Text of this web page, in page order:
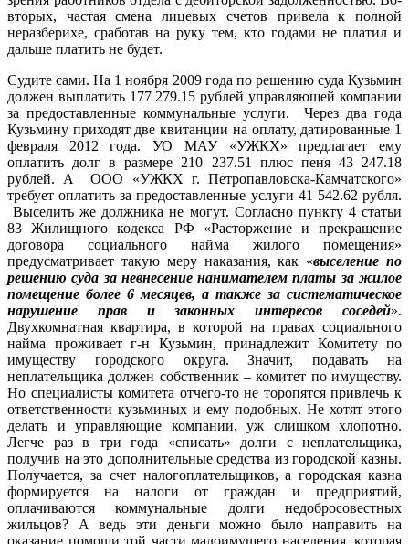
вторых, частая смена лицевых счетов привела к полной
неразберихе, сработав на руку тем, кто годами не платил и
дальше платить не будет.
Судите сами. На 1 ноября 2009 года по решению суда Кузьмин
должен выплатить 177 279.15 рублей управляющей компании
за предоставленные коммунальные услуги. Через два года
Кузьмину приходят две квитанции на оплату, датированные 1
февраля 2012 года. УО МАУ «УЖКХ» предлагает ему
оплатить долг в размере 210 237.51 плюс пеня 43 247.18
рублей. А ООО «УЖКХ г. Петропавловска-Камчатского»
требует оплатить за предоставленные услуги 41 542.62 рубля.
Выселить же должника не могут. Согласно пункту 4 статьи
83 Жилищного кодекса РФ «Расторжение и прекращение
договора социального найма жилого помещения»
предусматривает такую меру наказания, как «выселение по
решению суда за невнесение нанимателем платы за жилое
помещение более 6 месяцев, а также за систематическое
нарушение прав и законных интересов соседей».
Двухкомнатная квартира, в которой на правах социального
найма проживает г-н Кузьмин, принадлежит Комитету по
имуществу городского округа. Значит, подавать на
неплательщика должен собственник – комитет по имуществу.
Но специалисты комитета отчего-то не торопятся привлечь к
ответственности кузьминых и ему подобных. Не хотят этого
делать и управляющие компании, уж слишком хлопотно.
Легче раз в три года «списать» долги с неплательщика,
получив на это дополнительные средства из городской казны.
Получается, за счет налогоплательщиков, а городская казна
формируется на налоги от граждан и предприятий,
оплачиваются коммунальные долги недобросовестных
жильцов? А ведь эти деньги можно было направить на
оказание помощи той части малоимущего населения, которая